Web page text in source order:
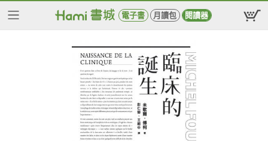
電子書 月讀包 閱讀器